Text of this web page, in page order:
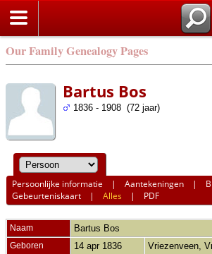
Our Family Genealogy Pages
Bartus Bos
1836 - 1908 (72 jaar)
Persoonlijke informatie |Aantekeningen |
Gebeurteniskaart |Alles | PDF
Naam Bartus Bos
Geboren 14 apr 1836 Vriezenveen,